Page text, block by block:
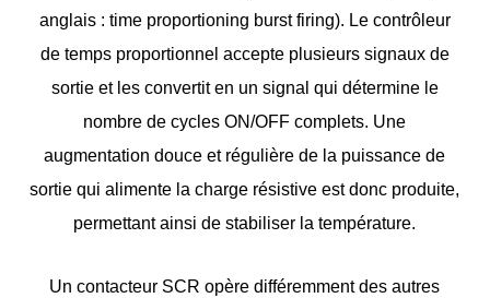
anglais : time proportioning burst firing). Le contrôleur
de temps proportionnel accepte plusieurs signaux de
sortie et les convertit en un signal qui détermine le
nombre de cycles ON/OFF complets. Une
augmentation douce et régulière de la puissance de
sortie qui alimente la charge résistive est donc produite,
permettant ainsi de stabiliser la température.
Un contacteur SCR opère différemment des autres